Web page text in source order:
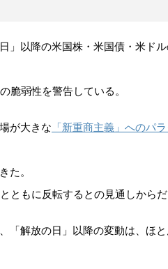
」以降の米国株・米国債・米ドル
脆弱性を警告している。
が大きな 「新重商主義」へのパ
た。
ともに反転するとの見通しからだ
「解放の日」以降の変動は、ほ